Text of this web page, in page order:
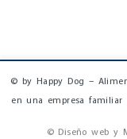
© by Happy Dog –
en una empresa familiar
© Diseño web y